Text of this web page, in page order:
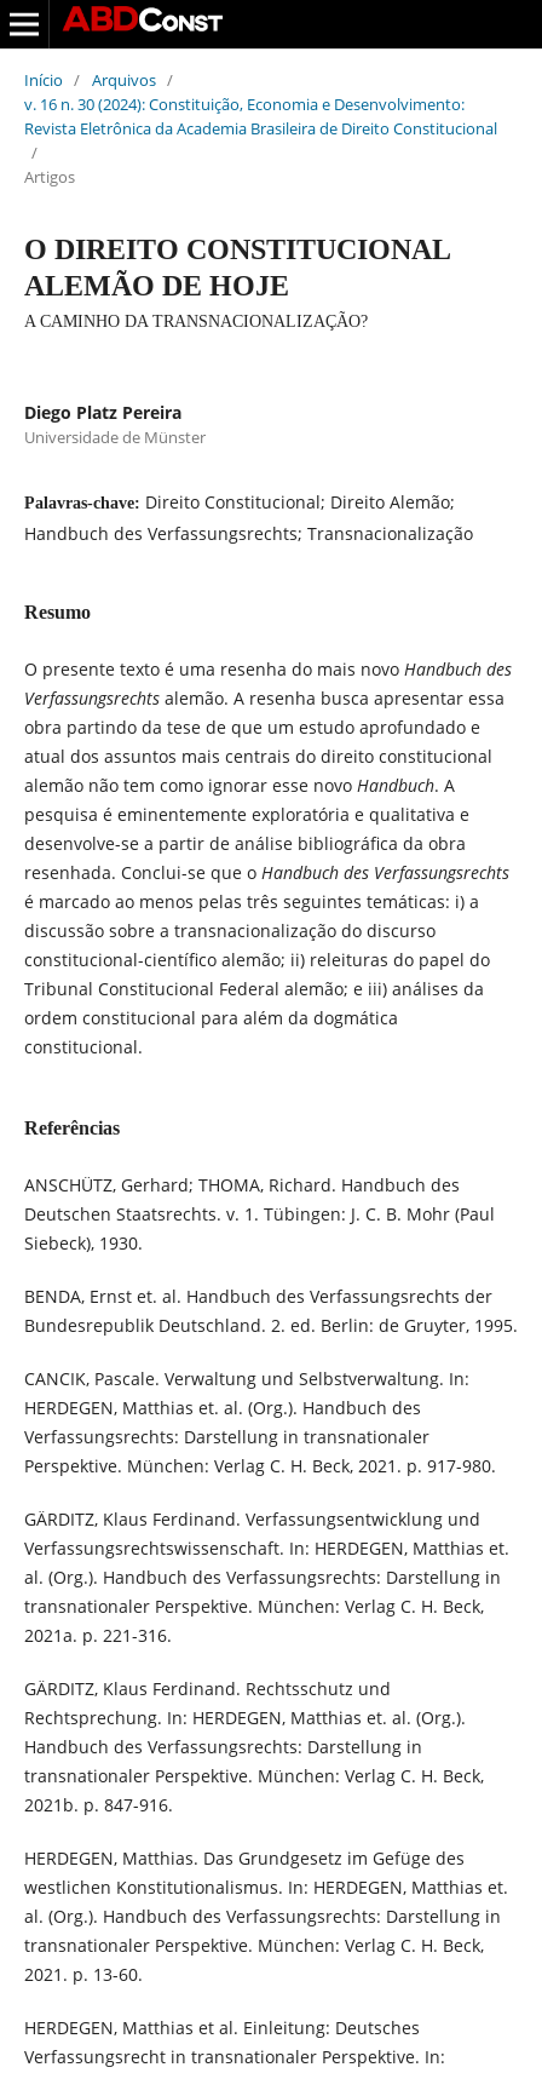
Início / Arquivos /
v. 16 n. 30 (2024): Constituição, Economia e Desenvolvimento:
Revista Eletrônica da Academia Brasileira de Direito Constitucional
/
Artigos
O DIREITO CONSTITUCIONAL
ALEMÃO DE HOJE
A CAMINHO DA TRANSNACIONALIZAÇÃO?
Diego Platz Pereira
Universidade de Münster
Palavras-chave: Direito Constitucional; Direito Alemão;
Handbuch des Verfassungsrechts; Transnacionalização
Resumo
O presente texto é uma resenha do mais novo Handbuch des
Verfassungsrechtsalemão. A resenha busca apresentar essa
obra partindo da tese de que um estudo aprofundado e
atual dos assuntos mais centrais do direito constitucional
alemão não tem como ignorar esse novo Handbuch. A
pesquisa é eminentemente exploratória e qualitativa e
desenvolve-se a partir de análise bibliográfica da obra
resenhada. Conclui-se que o Handbuch des Verfassungsrechts
é marcado ao menos pelas três seguintes temáticas: i) a
discussão sobre a transnacionalização do discurso
constitucional-científico alemão; ii) releituras do papel do
Tribunal Constitucional Federal alemão; e iii) análises da
ordem constitucional para além da dogmática
constitucional.
Referências
ANSCHÜTZ, Gerhard; THOMA, Richard. Handbuch des
Deutschen Staatsrechts. v. 1. Tübingen: J. C. B. Mohr (Paul
Siebeck), 1930.
BENDA, Ernst et. al. Handbuch des Verfassungsrechts der
Bundesrepublik Deutschland. 2. ed. Berlin: de Gruyter, 1995.
CANCIK, Pascale. Verwaltung und Selbstverwaltung. In:
HERDEGEN, Matthias et. al. (Org.). Handbuch des
Verfassungsrechts: Darstellung in transnationaler
Perspektive. München: Verlag C. H. Beck, 2021. p. 917-980.
GÄRDITZ, Klaus Ferdinand. Verfassungsentwicklung und
Verfassungsrechtswissenschaft. In: HERDEGEN, Matthias et.
al. (Org.). Handbuch des Verfassungsrechts: Darstellung in
transnationaler Perspektive. München: Verlag C. H. Beck,
2021a. p. 221-316.
GÄRDITZ, Klaus Ferdinand. Rechtsschutz und
Rechtsprechung. In: HERDEGEN, Matthias et. al. (Org.).
Handbuch des Verfassungsrechts: Darstellung in
transnationaler Perspektive. München: Verlag C. H. Beck,
2021b. p. 847-916.
HERDEGEN, Matthias. Das Grundgesetz im Gefüge des
westlichen Konstitutionalismus. In: HERDEGEN, Matthias et.
al. (Org.). Handbuch des Verfassungsrechts: Darstellung in
transnationaler Perspektive. München: Verlag C. H. Beck,
2021. p. 13-60.
HERDEGEN, Matthias et al. Einleitung: Deutsches
Verfassungsrecht in transnationaler Perspektive. In: